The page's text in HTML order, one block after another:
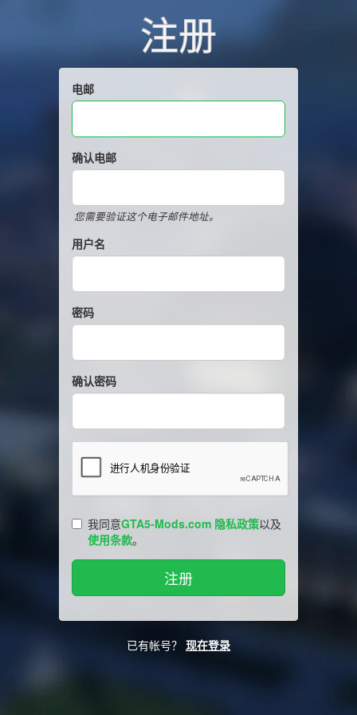
注册
电邮
确认电邮
您需要验证这个电子邮件地址。
用户名
密码
确认密码
我同意GTA5-Mods.com 隐私政策以及
使用条款。
已有帐号？ 现在登录